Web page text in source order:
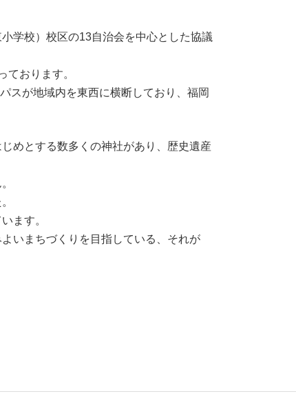
学校）校区の13自治会を中心とした協議
おります。
スが地域内を東西に横断しており、福岡
めとする数多くの神社があり、歴史遺産
ます。
いまちづくりを目指している、それが